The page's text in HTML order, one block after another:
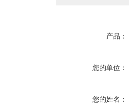
产品：
您的单位：
您的姓名：